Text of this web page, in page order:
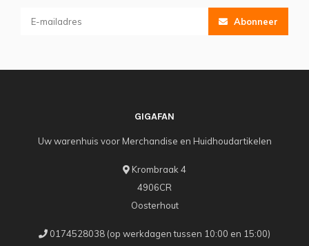
Abonneer
GIGAFAN
Uw warenhuis voor Merchandise en Huidhoudartikelen
Krombraak 4
4906CR
Oosterhout
0174528038 (op werkdagen tussen 10:00 en 15:00)